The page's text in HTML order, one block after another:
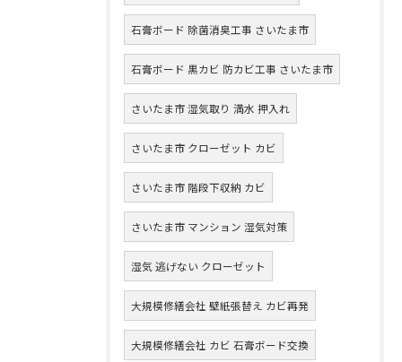
石膏ボード 除菌消臭工事 さいたま市
石膏ボード 黒カビ 防カビ工事 さいたま市
さいたま市 湿気取り 満水 押入れ
さいたま市 クローゼット カビ
さいたま市 階段下収納 カビ
さいたま市 マンション 湿気対策
湿気 逃げない クローゼット
大規模修繕会社 壁紙張替え カビ再発
大規模修繕会社 カビ 石膏ボード交換